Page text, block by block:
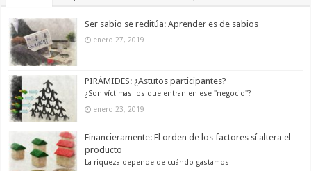
Ser sabio se reditúa: Aprender es de sabios
enero 27, 2019
PIRÁMIDES: ¿Astutos participantes?
¿Son víctimas los que entran en ese "negocio"?
enero 23, 2019
Financieramente: El orden de los factores sí altera el
producto
La riqueza depende de cuándo gastamos